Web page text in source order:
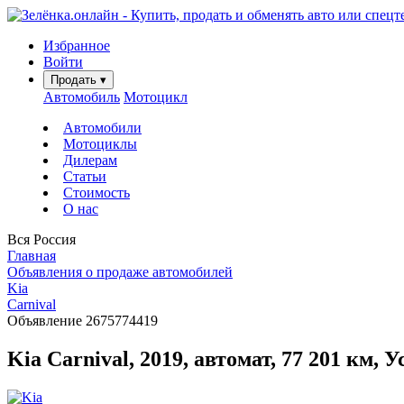
Избранное
Войти
Продать ▾
Автомобиль Мотоцикл
Автомобили
Мотоциклы
Дилерам
Статьи
Стоимость
О нас
Вся Россия
Главная
Объявления о продаже автомобилей
Kia
Carnival
Объявление 2675774419
Kia Carnival, 2019, автомат, 77 201 км,